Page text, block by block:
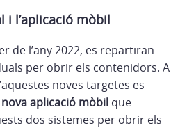
i l’aplicació mòbil
de l’any 2022, es repartiran
per obrir els contenidors. A
noves targetes es
nova aplicació mòbil que
dos sistemes per obrir els